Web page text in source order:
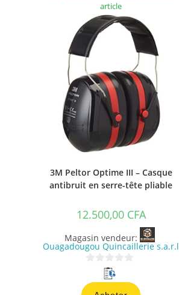
article
3M Peltor Optime III – Casque
antibruit en serre-tête pliable
12.500,00 CFA
Magasin vendeur:
Ouagadougou Quincaillerie s.a.r.l
s